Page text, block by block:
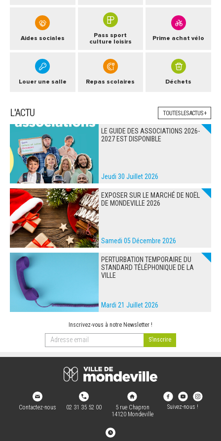
Aides sociales
Pass sport
culture loisirs
Prime achat vélo
Louer une salle Repas scolaires Déchets
L'ACTU TOUTES LES ACTUS +
LE GUIDE DES ASSOCIATIONS 2026-
2027 EST DISPONIBLE
Jeudi 30 Juillet 2026
EXPOSER SUR LE MARCHÉ DE NOËL
DE MONDEVILLE 2026
Samedi 05 Décembre 2026
PERTURBATION TEMPORAIRE DU
STANDARD TÉLÉPHONIQUE DE LA
VILLE
Mardi 21 Juillet 2026
Inscrivez-vous à notre Newsletter !
Contactez-nous 02 31 35 52 00
5 rue Chapron
14120 Mondeville
Suivez-nous !